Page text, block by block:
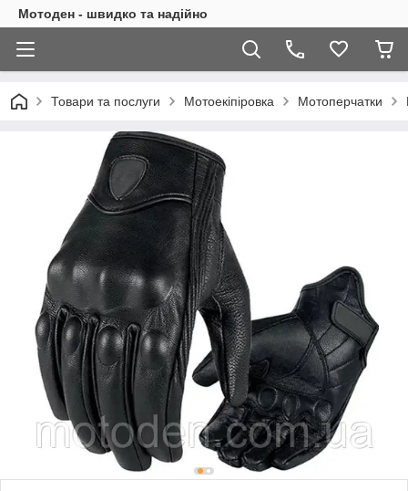
Мотоден - швидко та надійно
Товари та послуги Мотоекіпіровка Мотоперчатки